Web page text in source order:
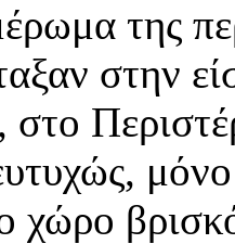
της
στην
στο
μόνο
χώρο